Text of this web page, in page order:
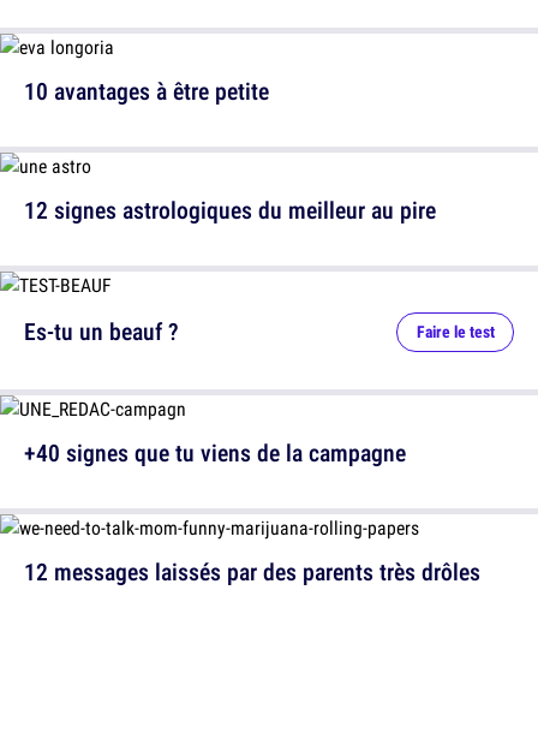
10 avantages à être petite
12 signes astrologiques du meilleur au pire
12 messages laissés par des parents très drôles
Es-tu un beauf ? Faire le test
+40 signes que tu viens de la campagne